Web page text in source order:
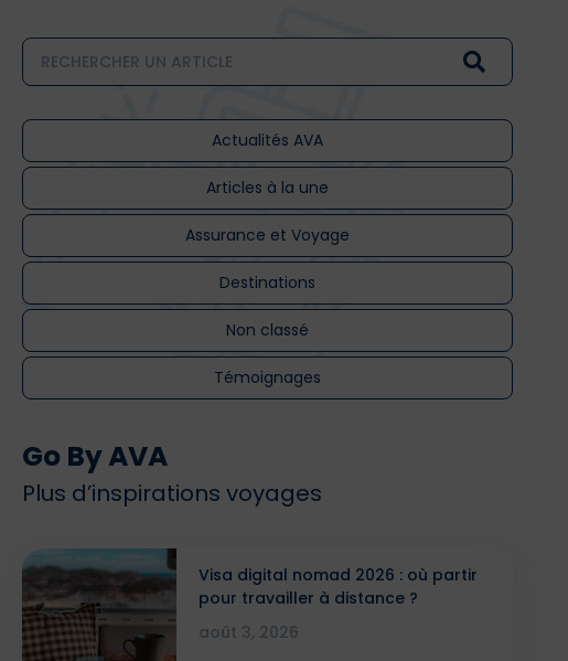
Actualités AVA
Articles à la une
Assurance et Voyage
Destinations
Non classé
Témoignages
Go By AVA
Plus d’inspirations voyages
Visa digital nomad 2026 : où partir
pour travailler à distance ?
août 3, 2026